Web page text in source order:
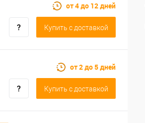
от 4 до 12 дней
Купить c доставкой
от 2 до 5 дней
Купить c доставкой